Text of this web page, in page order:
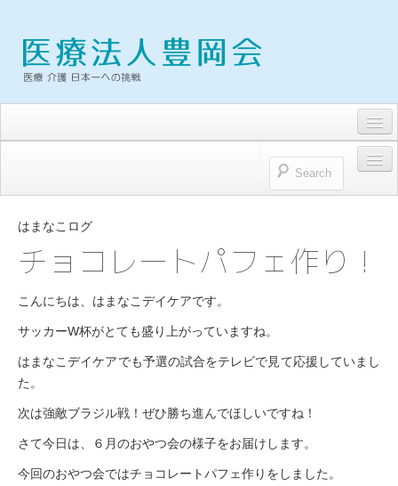
お問い合わせ
プライバシーポリシー
医療法人豊岡会
浜松とよおか病院
豊橋元町病院
はまなこログ
チョコレートパフェ作り！
こんにちは、はまなこデイケアです。
サッカーW杯がとても盛り上がっていますね。
はまなこデイケアでも予選の試合をテレビで見て応援していまし
た。
次は強敵ブラジル戦！ぜひ勝ち進んでほしいですね！
さて今日は、６月のおやつ会の様子をお届けします。
今回のおやつ会ではチョコレートパフェ作りをしました。